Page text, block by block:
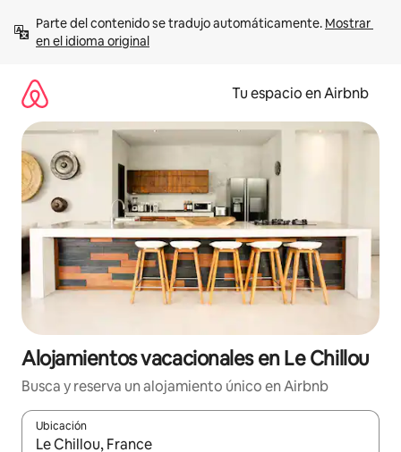
contenido
Parte del contenido se tradujo automáticamente. Mostrar
en el idioma original
Tu espacio en Airbnb
Alojamientos vacacionales en Le Chillou
Busca y reserva un alojamiento único en Airbnb
Ubicación
Cuando los resultados estén disponibles, podrás navegar